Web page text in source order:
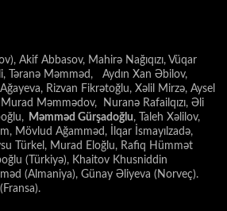
Akif Abbasov, Mahirə Nağıqızı, Vüqar
Təranə Məmməd, Aydın Xan Əbilov,
Rizvan Fikrətoğlu, Xəlil Mirzə, Aysel
Məmmədov, Nuranə Rafailqızı, Əli
Məmməd Gürşadoğlu, Taleh Xəlilov,
Mövlud Ağamməd, İlqar İsmayılzadə,
Türkel, Murad Eloğlu, Rafiq Hümmət
(Türkiyə), Khaitov Khusniddin
(Almaniya), Günay Əliyeva (Norveç).